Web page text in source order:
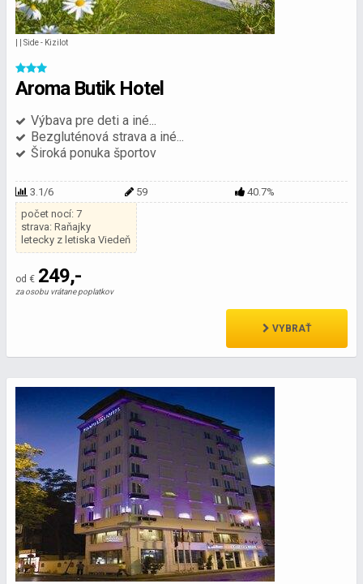
| | Side - Kizilot
Aroma Butik Hotel
Výbava pre deti a iné...
Bezgluténová strava a iné...
Široká ponuka športov
3.1/6 59
40.7%
počet nocí: 7
strava: Raňajky
letecky z letiska Viedeň
od € 249,-
za osobu vrátane poplatkov
VYBRAŤ